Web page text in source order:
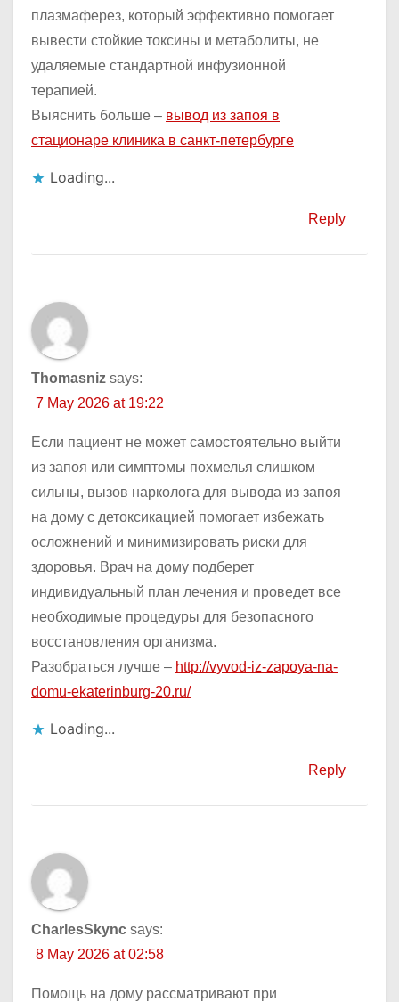
плазмаферез, который эффективно помогает
вывести стойкие токсины и метаболиты, не
удаляемые стандартной инфузионной
терапией.
Выяснить больше – вывод из запоя в
стационаре клиника в санкт-петербурге
Loading...
Reply
Thomasniz says:
7 May 2026 at 19:22
Если пациент не может самостоятельно выйти
из запоя или симптомы похмелья слишком
сильны, вызов нарколога для вывода из запоя
на дому с детоксикацией помогает избежать
осложнений и минимизировать риски для
здоровья. Врач на дому подберет
индивидуальный план лечения и проведет все
необходимые процедуры для безопасного
восстановления организма.
Разобраться лучше – http://vyvod-iz-zapoya-na-
domu-ekaterinburg-20.ru/
Loading...
Reply
CharlesSkync says:
8 May 2026 at 02:58
Помощь на дому рассматривают при